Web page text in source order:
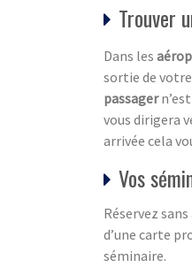
Trouver
Dans les
sortie de
passager
vous dirigera
arrivée cela
Vos
Réservez
d’une carte
séminaire.